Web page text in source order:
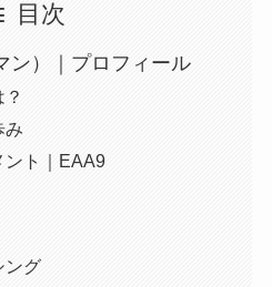
目次
ン）｜プロフィール
み
ント｜EAA9
ング